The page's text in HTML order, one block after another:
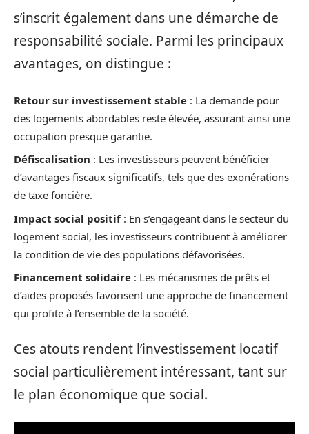
s’inscrit également dans une démarche de
responsabilité sociale. Parmi les principaux
avantages, on distingue :
Retour sur investissement stable : La demande pour
des logements abordables reste élevée, assurant ainsi une
occupation presque garantie.
Défiscalisation : Les investisseurs peuvent bénéficier
d’avantages fiscaux significatifs, tels que des exonérations
de taxe foncière.
Impact social positif: En s’engageant dans le secteur du
logement social, les investisseurs contribuent à améliorer
la condition de vie des populations défavorisées.
Financement solidaire : Les mécanismes de prêts et
d’aides proposés favorisent une approche de financement
qui profite à l’ensemble de la société.
Ces atouts rendent l’investissement locatif
social particulièrement intéressant, tant sur
le plan économique que social.